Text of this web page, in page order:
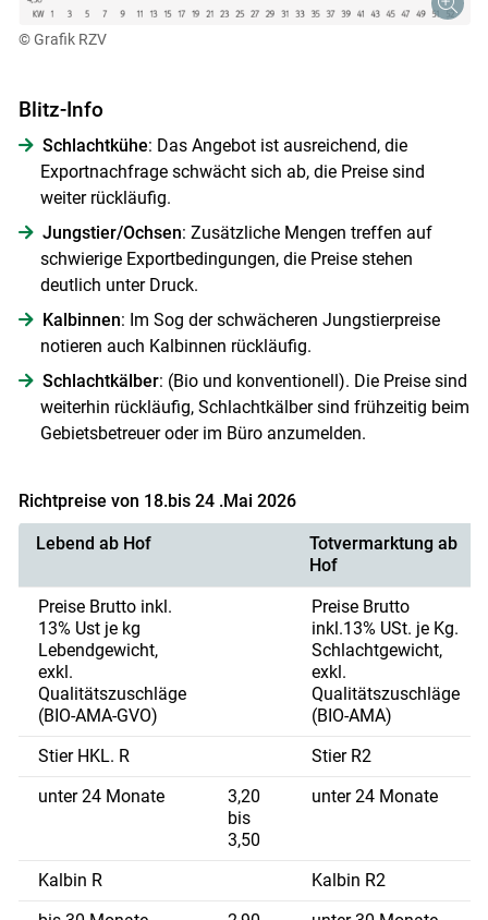
© Grafik RZV
Blitz-Info
Schlachtkühe: Das Angebot ist ausreichend, die
Exportnachfrage schwächt sich ab, die Preise sind
weiter rückläufig.
Jungstier/Ochsen: Zusätzliche Mengen treffen auf
schwierige Exportbedingungen, die Preise stehen
deutlich unter Druck.
Kalbinnen: Im Sog der schwächeren Jungstierpreise
notieren auch Kalbinnen rückläufig.
Schlachtkälber: (Bio und konventionell). Die Preise sind
weiterhin rückläufig, Schlachtkälber sind frühzeitig beim
Gebietsbetreuer oder im Büro anzumelden.
Richtpreise von 18.bis 24 .Mai 2026
Lebend ab Hof
Totvermarktung ab
Hof
Preise Brutto inkl.
13% Ust je kg
Lebendgewicht,
exkl.
Qualitätszuschläge
(BIO-AMA-GVO)
Preise Brutto
inkl.13% USt. je Kg.
Schlachtgewicht,
exkl.
Qualitätszuschläge
(BIO-AMA)
Stier HKL. R
Stier R2
unter 24 Monate
3,20
bis
3,50
unter 24 Monate
Kalbin R
Kalbin R2